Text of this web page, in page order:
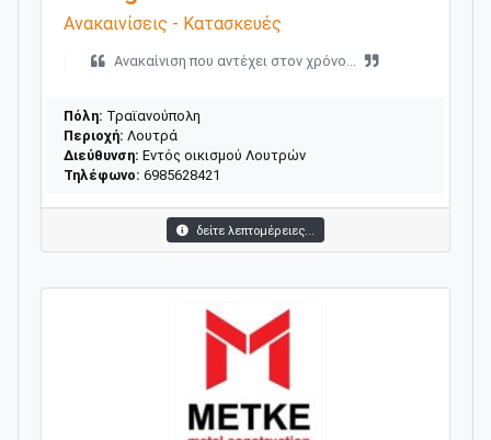
Ανακαινίσεις - Κατασκευές
Ανακαίνιση που αντέχει στον χρόνο...
Πόλη: Τραϊανούπολη
Περιοχή: Λουτρά
Διεύθυνση: Εντός οικισμού Λουτρών
Τηλέφωνο: 6985628421
δείτε λεπτομέρειες...